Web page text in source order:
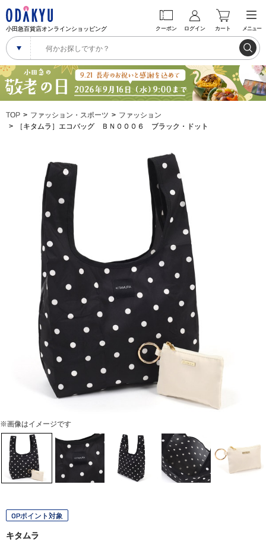
小田急百貨店オンラインショッピング クーポン ログイン カート メニュー
TOP ファッション・スポーツ
ファッション
［キタムラ］エコバッグ ＢＮ０００６ ブラック・ドット
※画像はイメージです
OPポイント対象
キタムラ